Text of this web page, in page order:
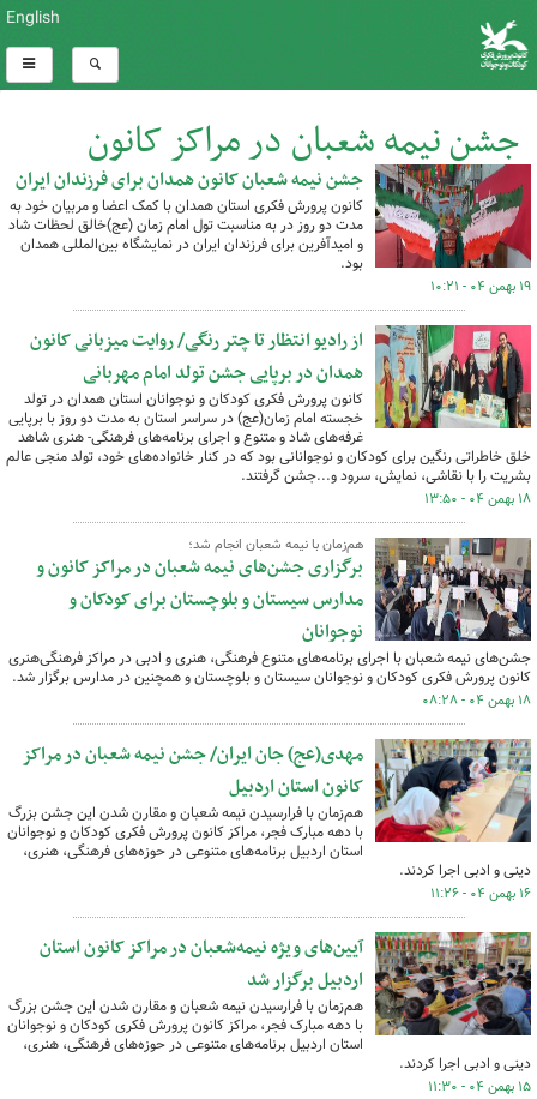
English
جشن نیمه شعبان در مراکز کانون
کل اخبار:33 جشن نیمه شعبان کانون همدان برای فرزندان ایران
کانون پرورش فکری استان همدان با کمک اعضا و مربیان خود به
مدت دو روز در به مناسبت تول امام زمان (عج)خالق لحظات شاد
و امیدآفرین برای فرزندان ایران در نمایشگاه بین‌المللی همدان
بود.
۱۹ بهمن ۰۴ - ۱۰:۲۱
از رادیو انتظار تا چتر رنگی/ روایت میزبانی کانون
همدان در برپایی جشن تولد امام مهربانی
کانون پرورش فکری کودکان و نوجوانان استان همدان در تولد
خجسته امام زمان(عج) در سراسر استان به مدت دو روز با برپایی
غرفه‌های شاد و متنوع و اجرای برنامه‌های فرهنگی- هنری شاهد
خلق خاطراتی رنگین برای کودکان و نوجوانانی بود که در کنار خانواده‌های خود، تولد منجی عالم
بشریت را با نقاشی، نمایش، سرود و...جشن گرفتند.
۱۸ بهمن ۰۴ - ۱۳:۵۰
هم‌زمان با نیمه شعبان انجام شد؛
برگزاری جشن‌های نیمه شعبان در مراکز کانون و
مدارس سیستان و بلوچستان برای کودکان و
نوجوانان
جشن‌های نیمه شعبان با اجرای برنامه‌های متنوع فرهنگی، هنری و ادبی در مراکز فرهنگی‌هنری
کانون پرورش فکری کودکان و نوجوانان سیستان و بلوچستان و همچنین در مدارس برگزار شد.
۱۸ بهمن ۰۴ - ۰۸:۲۸
مهدی(عج) جان ایران/ جشن نیمه شعبان در مراکز
کانون استان اردبیل
هم‌زمان با فرارسیدن نیمه شعبان و مقارن شدن این جشن بزرگ
با دهه مبارک فجر، مراکز کانون پرورش فکری کودکان و نوجوانان
استان اردبیل برنامه‌های متنوعی در حوزه‌های فرهنگی، هنری،
دینی و ادبی اجرا کردند.
۱۶ بهمن ۰۴ - ۱۱:۲۶
آیین‌های ویژه نیمه‌شعبان در مراکز کانون استان
اردبیل برگزار شد
هم‌زمان با فرارسیدن نیمه شعبان و مقارن شدن این جشن بزرگ
با دهه مبارک فجر، مراکز کانون پرورش فکری کودکان و نوجوانان
استان اردبیل برنامه‌های متنوعی در حوزه‌های فرهنگی، هنری،
دینی و ادبی اجرا کردند.
۱۵ بهمن ۰۴ - ۱۱:۳۰